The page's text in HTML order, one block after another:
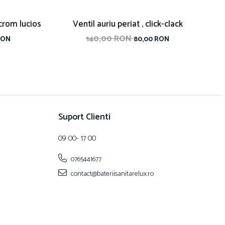
lucios Ventil auriu periat , click-clack
140,00 RON80,00 RON
Suport Clienti
09 00- 17 00
0765441677
contact@bateriisanitarelux.ro